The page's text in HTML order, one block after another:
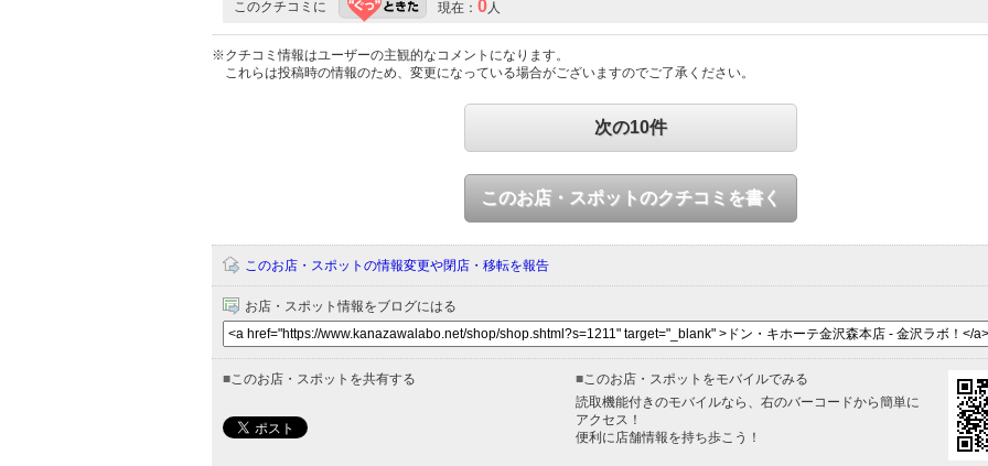
このクチコミに 現在： 0人
※クチコミ情報はユーザーの主観的なコメントになります。
これらは投稿時の情報のため、変更になっている場合がございますのでご了承ください。
次の10件
このお店・スポットのクチコミを書く
このお店・スポットの情報変更や閉店・移転を報告
お店・スポット情報をブログにはる
■このお店・スポットを共有する ■このお店・スポットをモバイルでみる
読取機能付きのモバイルなら、右のバーコードから簡単に
アクセス！
便利に店舗情報を持ち歩こう！